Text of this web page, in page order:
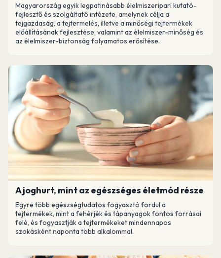
Magyarország egyik legpatinásabb élelmiszeripari kutató-
fejlesztő és szolgáltató intézete, amelynek célja a
tejgazdaság, a tejtermelés, illetve a minőségi tejtermékek
előállításának fejlesztése, valamint az élelmiszer-minőség és
az élelmiszer-biztonság folyamatos erősítése.
A joghurt, mint az egészséges életmód része
Egyre több egészségtudatos fogyasztó fordul a
tejtermékek, mint a fehérjék és tápanyagok fontos forrásai
felé, és fogyasztják a tejtermékeket mindennapos
szokásként naponta több alkalommal.